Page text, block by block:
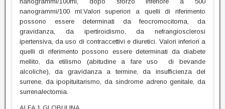
nanogrammi/100 ml.Valori superiori a quelli di riferimento
possono essere determinati da feocromocitoma, da
gravidanza, da ipertiroidismo, da nefrangiosclerosi
ipertensiva, da uso di contraccettivi e diuretici. Valori inferiori a
quelli di riferimento possono essere determinati da diabete
mellito, da etilismo (abitudine a fare uso di bevande
alcoliche), da gravidanza a termine, da insufficienza del
surrene, da ipopituitarismo, da sindrome adreno genitale, da
surrenalectomia.